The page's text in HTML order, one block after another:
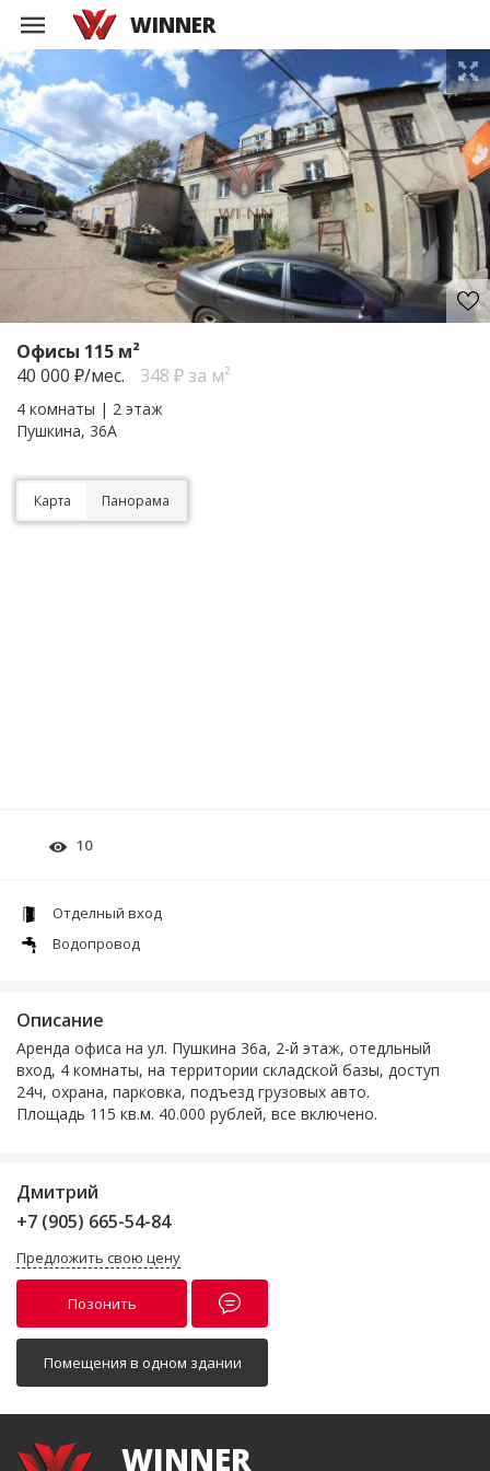
WINNER
Офисы 115 м²
40 000 ₽/мес. 348 ₽ за м²
4 комнаты | 2 этаж
Пушкина, 36А
Карта Панорама
10
Отделный вход
Водопровод
Описание
Аренда офиса на ул. Пушкина 36а, 2-й этаж, отедльный
вход, 4 комнаты, на территории складской базы, доступ
24ч, охрана, парковка, подъезд грузовых авто.
Площадь 115 кв.м. 40.000 рублей, все включено.
Дмитрий
+7 (905) 665-54-84
Предложить свою цену
Позонить
Помещения в одном здании
WINNER